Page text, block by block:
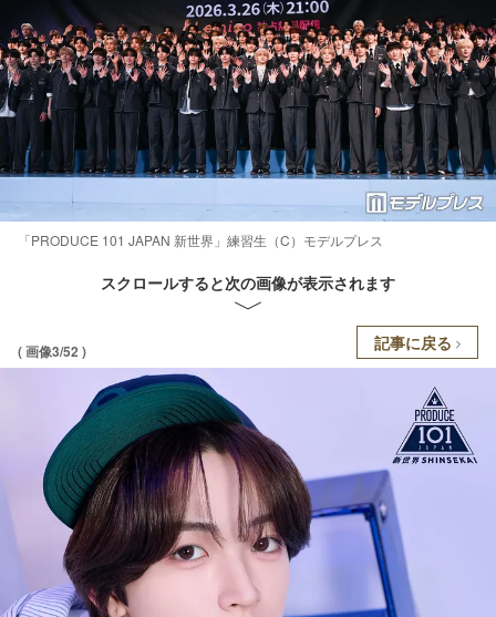
「PRODUCE 101 JAPAN 新世界」練習生（C）モデルプレス
スクロールすると次の画像が表示されます
( 画像3/52 ) 記事に戻る